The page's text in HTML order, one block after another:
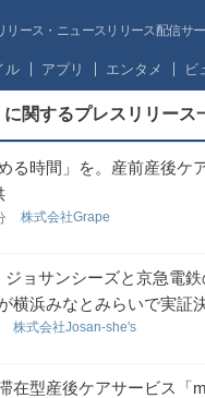
リース・ニュースリリース配信サ
ル アプリ エンタメ ビ
に関するプレスリリース
る時間」を。産前産後ケ
株式会社Grape
ジョサンシーズと京急電
横浜みなとみらいで実証
株式会社Josan-she's
在型産後ケアサービス「